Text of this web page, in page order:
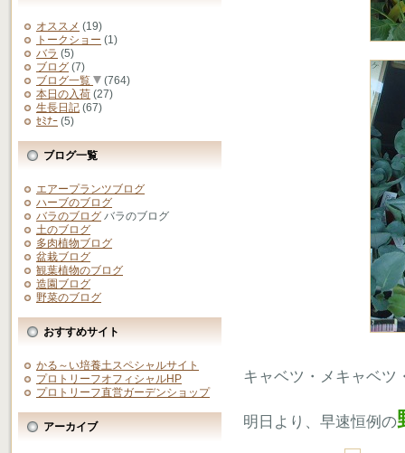
オススメ (19)
トークショー (1)
バラ (5)
ブログ (7)
ブログ一覧
(764)
本日の入荷 (27)
生長日記 (67)
ｾﾐﾅｰ (5)
ブログ一覧
エアープランツブログ
ハーブのブログ
バラのブログ バラのブログ
土のブログ
多肉植物ブログ
盆栽ブログ
観葉植物のブログ
造園ブログ
野菜のブログ
おすすめサイト
かる～い培養土スペシャルサイト
プロトリーフオフィシャルHP
プロトリーフ直営ガーデンショップ
アーカイブ
キャベツ・メキャベツ
明日より、早速恒例の